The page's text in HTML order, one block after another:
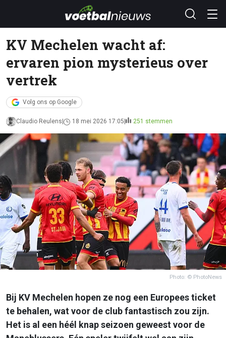
KV Mechelen wacht af:
ervaren pion mysterieus over
vertrek
Volg ons op Google
Claudio Reulens 18 mei 2026 17:05 251 stemmen
Photo: © PhotoNews
Bij KV Mechelen hopen ze nog een Europees ticket
te behalen, wat voor de club fantastisch zou zijn.
Het is al een héél knap seizoen geweest voor de